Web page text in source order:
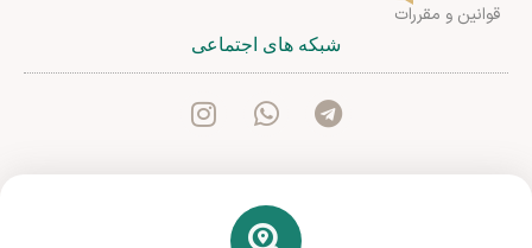
قوانین و مقررات
شبکه های اجتماعی